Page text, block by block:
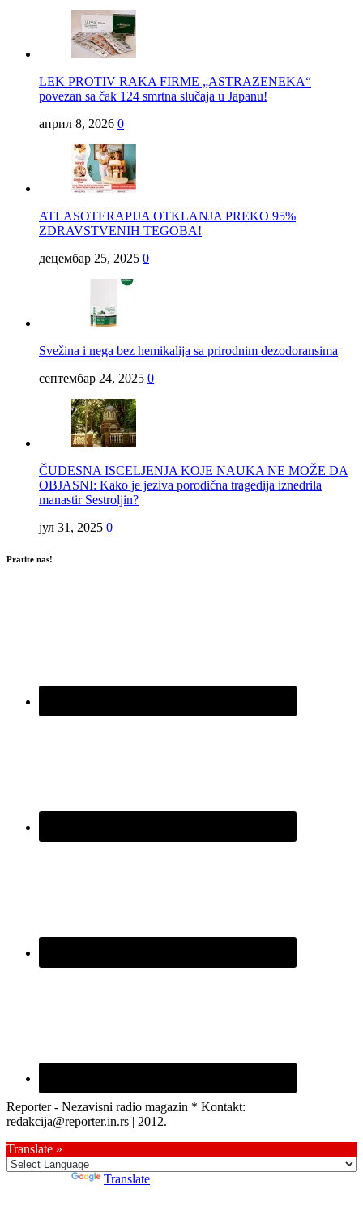
LEK PROTIV RAKA FIRME „ASTRAZENEKA“
povezan sa čak 124 smrtna slučaja u Japanu!
април 8, 2026 0
ATLASOTERAPIJA OTKLANJA PREKO 95%
ZDRAVSTVENIH TEGOBA!
децембар 25, 2025 0
Svežina i nega bez hemikalija sa prirodnim dezodoransima
септембар 24, 2025 0
ČUDESNA ISCELJENJA KOJE NAUKA NE MOŽE DA
OBJASNI: Kako je jeziva porodična tragedija iznedrila
manastir Sestroljin?
јул 31, 2025 0
Pratite nas!
Reporter - Nezavisni radio magazin * Kontakt:
redakcija@reporter.in.rs | 2012.
Translate »
Translate